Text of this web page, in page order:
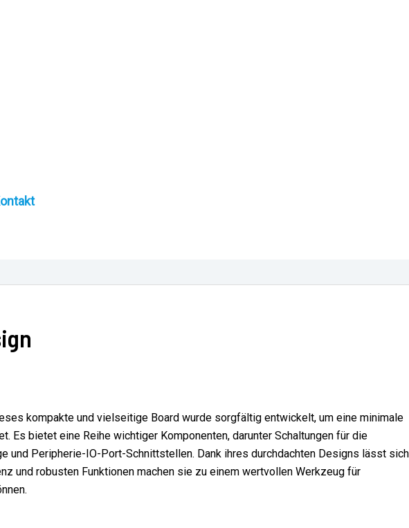
kompakte und vielseitige Board wurde sorgfältig entwickelt, um eine minimale
bietet eine Reihe wichtiger Komponenten, darunter Schaltungen für die
und Peripherie-IO-Port-Schnittstellen. Dank ihres durchdachten Designs lässt sich
und robusten Funktionen machen sie zu einem wertvollen Werkzeug für